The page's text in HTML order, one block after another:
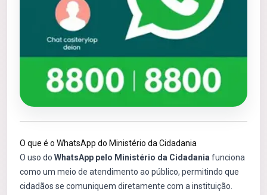
O que é o WhatsApp do Ministério da Cidadania
O uso do WhatsApp pelo Ministério da Cidadania funciona
como um meio de atendimento ao público, permitindo que
cidadãos se comuniquem diretamente com a instituição.